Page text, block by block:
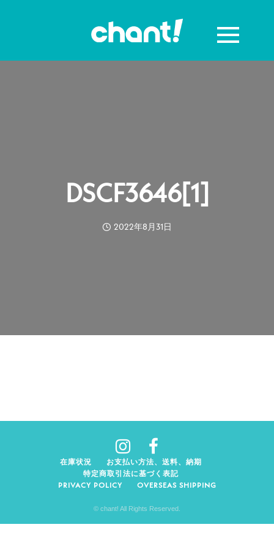
DSCF3646[1]
2022年8月31日
在庫状況
お支払い方法、送料、納期
特定商取引法に基づく表記
PRIVACY POLICY
OVERSEAS SHIPPING
© chant! All Rights Reserved.